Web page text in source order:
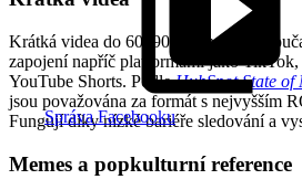
Správa Facebooku
Krátká videa do 60–90 vteřin mají v
zapojení napříč platformami jako TikTok,
YouTube Shorts. PodleHubSpot State
jsou považována za formát s nejvyšším
Fungují díky nízké bariéře sledování a
Memes a popkulturní reference